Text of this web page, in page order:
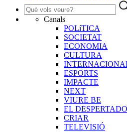
Canals
POLíTICA
SOCIETAT
ECONOMIA
CULTURA
ESPORTS
IMPACTE
NEXT
VIURE BE
EL
CRIAR
TELEVISIÓ